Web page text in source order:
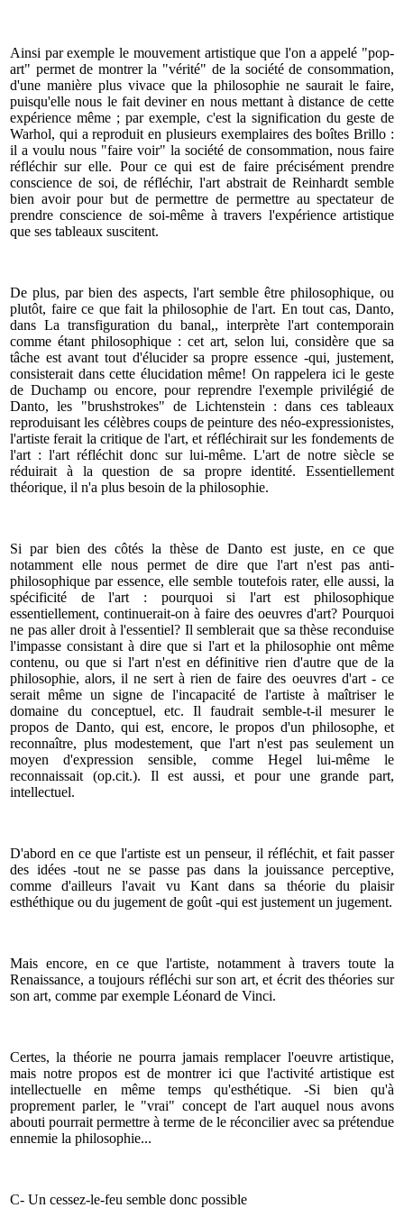
Ainsi par exemple le mouvement artistique que l'on a appelé "pop-
art" permet de montrer la "vérité" de la société de consommation,
d'une manière plus vivace que la philosophie ne saurait le faire,
puisqu'elle nous le fait deviner en nous mettant à distance de cette
expérience même ; par exemple, c'est la signification du geste de
Warhol, qui a reproduit en plusieurs exemplaires des boîtes Brillo :
il a voulu nous "faire voir" la société de consommation, nous faire
réfléchir sur elle. Pour ce qui est de faire précisément prendre
conscience de soi, de réfléchir, l'art abstrait de Reinhardt semble
bien avoir pour but de permettre de permettre au spectateur de
prendre conscience de soi-même à travers l'expérience artistique
que ses tableaux suscitent.
De plus, par bien des aspects, l'art semble être philosophique, ou
plutôt, faire ce que fait la philosophie de l'art. En tout cas, Danto,
dans La transfiguration du banal,, interprète l'art contemporain
comme étant philosophique : cet art, selon lui, considère que sa
tâche est avant tout d'élucider sa propre essence -qui, justement,
consisterait dans cette élucidation même! On rappelera ici le geste
de Duchamp ou encore, pour reprendre l'exemple privilégié de
Danto, les "brushstrokes" de Lichtenstein : dans ces tableaux
reproduisant les célèbres coups de peinture des néo-expressionistes,
l'artiste ferait la critique de l'art, et réfléchirait sur les fondements de
l'art : l'art réfléchit donc sur lui-même. L'art de notre siècle se
réduirait à la question de sa propre identité. Essentiellement
théorique, il n'a plus besoin de la philosophie.
Si par bien des côtés la thèse de Danto est juste, en ce que
notamment elle nous permet de dire que l'art n'est pas anti-
philosophique par essence, elle semble toutefois rater, elle aussi, la
spécificité de l'art : pourquoi si l'art est philosophique
essentiellement, continuerait-on à faire des oeuvres d'art? Pourquoi
ne pas aller droit à l'essentiel? Il semblerait que sa thèse reconduise
l'impasse consistant à dire que si l'art et la philosophie ont même
contenu, ou que si l'art n'est en définitive rien d'autre que de la
philosophie, alors, il ne sert à rien de faire des oeuvres d'art - ce
serait même un signe de l'incapacité de l'artiste à maîtriser le
domaine du conceptuel, etc. Il faudrait semble-t-il mesurer le
propos de Danto, qui est, encore, le propos d'un philosophe, et
reconnaître, plus modestement, que l'art n'est pas seulement un
moyen d'expression sensible, comme Hegel lui-même le
reconnaissait (op.cit.). Il est aussi, et pour une grande part,
intellectuel.
D'abord en ce que l'artiste est un penseur, il réfléchit, et fait passer
des idées -tout ne se passe pas dans la jouissance perceptive,
comme d'ailleurs l'avait vu Kant dans sa théorie du plaisir
esthéthique ou du jugement de goût -qui est justement un jugement.
Mais encore, en ce que l'artiste, notamment à travers toute la
Renaissance, a toujours réfléchi sur son art, et écrit des théories sur
son art, comme par exemple Léonard de Vinci.
Certes, la théorie ne pourra jamais remplacer l'oeuvre artistique,
mais notre propos est de montrer ici que l'activité artistique est
intellectuelle en même temps qu'esthétique. -Si bien qu'à
proprement parler, le "vrai" concept de l'art auquel nous avons
abouti pourrait permettre à terme de le réconcilier avec sa prétendue
ennemie la philosophie...
C- Un cessez-le-feu semble donc possible